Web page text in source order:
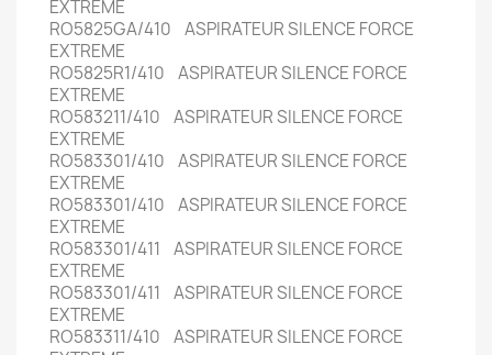
EXTREME
RO5825GA/410 ASPIRATEUR SILENCE FORCE
EXTREME
RO5825R1/410 ASPIRATEUR SILENCE FORCE
EXTREME
RO583211/410 ASPIRATEUR SILENCE FORCE
EXTREME
RO583301/410 ASPIRATEUR SILENCE FORCE
EXTREME
RO583301/410 ASPIRATEUR SILENCE FORCE
EXTREME
RO583301/411 ASPIRATEUR SILENCE FORCE
EXTREME
RO583301/411 ASPIRATEUR SILENCE FORCE
EXTREME
RO583311/410 ASPIRATEUR SILENCE FORCE